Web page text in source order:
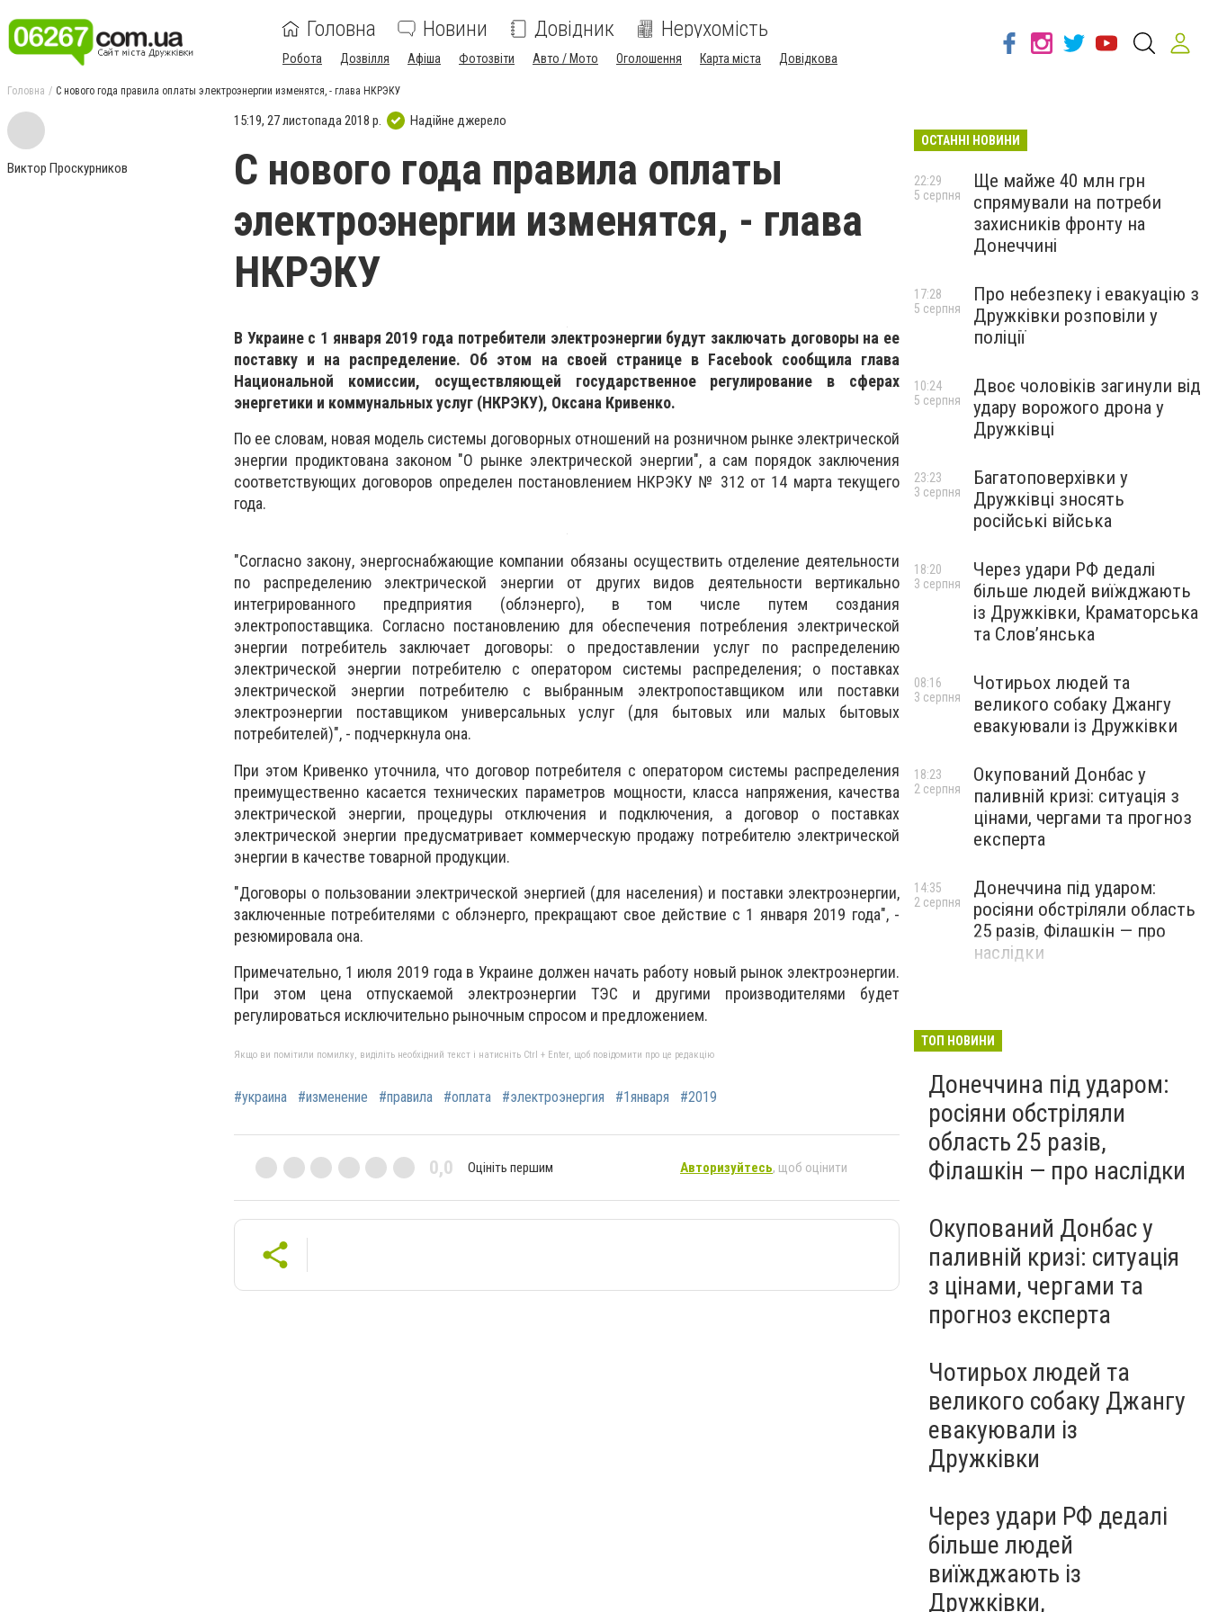
Головна Новини Довідник Нерухомість
Робота Дозвілля Афіша Фотозвіти Авто / Мото Оголошення Карта міста Довідкова
Головна С нового года правила оплаты электроэнергии изменятся, - глава НКРЭКУ
Виктор Проскурников
15:19, 27 листопада 2018 р. Надійне джерело
С нового года правила оплаты
электроэнергии изменятся, - глава
НКРЭКУ
В Украине с 1 января 2019 года потребители электроэнергии будут заключать договоры на ее
поставку и на распределение. Об этом на своей странице в Facebook сообщила глава
Национальной комиссии, осуществляющей государственное регулирование в сферах
энергетики и коммунальных услуг (НКРЭКУ), Оксана Кривенко.
По ее словам, новая модель системы договорных отношений на розничном рынке электрической
энергии продиктована законом "О рынке электрической энергии", а сам порядок заключения
соответствующих договоров определен постановлением НКРЭКУ № 312 от 14 марта текущего
года.
"Согласно закону, энергоснабжающие компании обязаны осуществить отделение деятельности
по распределению электрической энергии от других видов деятельности вертикально
интегрированного предприятия (облэнерго), в том числе путем создания
электропоставщика. Согласно постановлению для обеспечения потребления электрической
энергии потребитель заключает договоры: о предоставлении услуг по распределению
электрической энергии потребителю с оператором системы распределения; о поставках
электрической энергии потребителю с выбранным электропоставщиком или поставки
электроэнергии поставщиком универсальных услуг (для бытовых или малых бытовых
потребителей)", - подчеркнула она.
При этом Кривенко уточнила, что договор потребителя с оператором системы распределения
преимущественно касается технических параметров мощности, класса напряжения, качества
электрической энергии, процедуры отключения и подключения, а договор о поставках
электрической энергии предусматривает коммерческую продажу потребителю электрической
энергии в качестве товарной продукции.
"Договоры о пользовании электрической энергией (для населения) и поставки электроэнергии,
заключенные потребителями с облэнерго, прекращают свое действие с 1 января 2019 года", -
резюмировала она.
Примечательно, 1 июля 2019 года в Украине должен начать работу новый рынок электроэнергии.
При этом цена отпускаемой электроэнергии ТЭС и другими производителями будет
регулироваться исключительно рыночным спросом и предложением.
Якщо ви помітили помилку, виділіть необхідний текст і натисніть Ctrl + Enter, щоб повідомити про це редакцію
#украина #изменение #правила #оплата #электроэнергия #1января #2019
0,0 Оцініть першим Авторизуйтесь, щоб оцінити
ОСТАННІ НОВИНИ
Ще майже 40 млн грн
спрямували на потреби
захисників фронту на
Донеччині
22:29
5 серпня
Про небезпеку і евакуацію з
Дружківки розповіли у
поліції
17:28
5 серпня
Двоє чоловіків загинули від
удару ворожого дрона у
Дружківці
10:24
5 серпня
Багатоповерхівки у
Дружківці зносять
російські війська
23:23
3 серпня
Через удари РФ дедалі
більше людей виїжджають
із Дружківки, Краматорська
та Слов’янська
18:20
3 серпня
Чотирьох людей та
великого собаку Джангу
евакуювали із Дружківки
08:16
3 серпня
Окупований Донбас у
паливній кризі: ситуація з
цінами, чергами та прогноз
експерта
18:23
2 серпня
Донеччина під ударом:
росіяни обстріляли область
25 разів, Філашкін — про
наслідки
14:35
2 серпня
ТОП НОВИНИ
Донеччина під ударом:
росіяни обстріляли
область 25 разів,
Філашкін — про наслідки
Окупований Донбас у
паливній кризі: ситуація
з цінами, чергами та
прогноз експерта
Чотирьох людей та
великого собаку Джангу
евакуювали із
Дружківки
Через удари РФ дедалі
більше людей
виїжджають із
Дружківки,